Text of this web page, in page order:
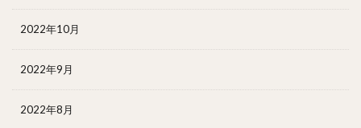
2022年10月
2022年9月
2022年8月